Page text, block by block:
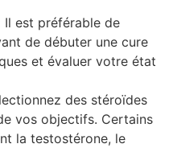
Il est préférable de
de débuter une cure
et évaluer votre état
des stéroïdes
vos objectifs. Certains
la testostérone, le